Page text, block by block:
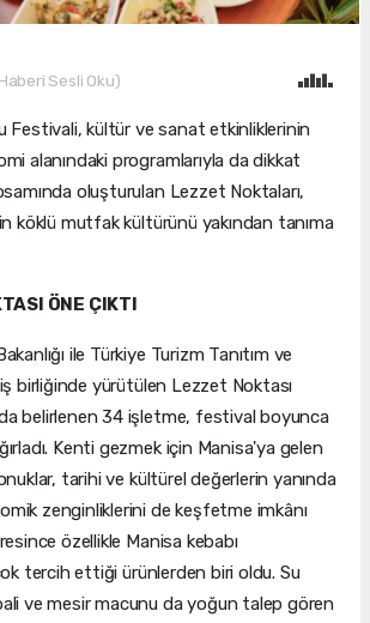
Sesli Oku)
Festivali, kültür ve sanat etkinliklerinin
alanındaki programlarıyla da dikkat
oluşturulan Lezzet Noktaları,
köklü mutfak kültürünü yakından tanıma
ÖNE ÇIKTI
ile Türkiye Turizm Tanıtım ve
birliğinde yürütülen Lezzet Noktası
belirlenen 34 işletme, festival boyunca
Kenti gezmek için Manisa'ya gelen
tarihi ve kültürel değerlerin yanında
zenginliklerini de keşfetme imkânı
özellikle Manisa kebabı
tercih ettiği ürünlerden biri oldu. Su
ve mesir macunu da yoğun talep gören